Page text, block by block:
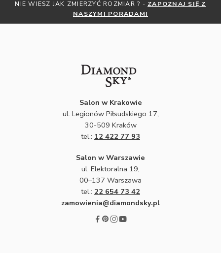
NIE WIESZ JAK ZMIERZYĆ ROZMIAR ? - ZAPOZNAJ SIĘ Z
NASZYMI PORADAMI
Salon w Krakowie
ul. Legionów Piłsudskiego 17,
30-509 Kraków
tel.: 12 422 77 93
Salon w Warszawie
ul. Elektoralna 19,
00–137 Warszawa
tel.: 22 654 73 42
zamowienia@diamondsky.pl